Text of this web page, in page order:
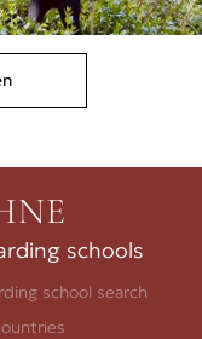
schools
school search